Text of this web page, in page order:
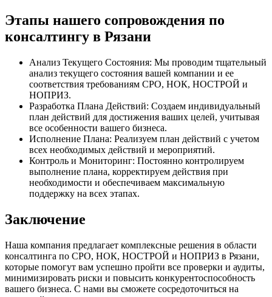
Этапы нашего сопровождения по
консалтингу в Рязани
Анализ Текущего Состояния: Мы проводим тщательный
анализ текущего состояния вашей компании и ее
соответствия требованиям СРО, НОК, НОСТРОЙ и
НОПРИЗ.
Разработка Плана Действий: Создаем индивидуальный
план действий для достижения ваших целей, учитывая
все особенности вашего бизнеса.
Исполнение Плана: Реализуем план действий с учетом
всех необходимых действий и мероприятий.
Контроль и Мониторинг: Постоянно контролируем
выполнение плана, корректируем действия при
необходимости и обеспечиваем максимальную
поддержку на всех этапах.
Заключение
Наша компания предлагает комплексные решения в области
консалтинга по СРО, НОК, НОСТРОЙ и НОПРИЗ в Рязани,
которые помогут вам успешно пройти все проверки и аудиты,
минимизировать риски и повысить конкурентоспособность
вашего бизнеса. С нами вы сможете сосредоточиться на